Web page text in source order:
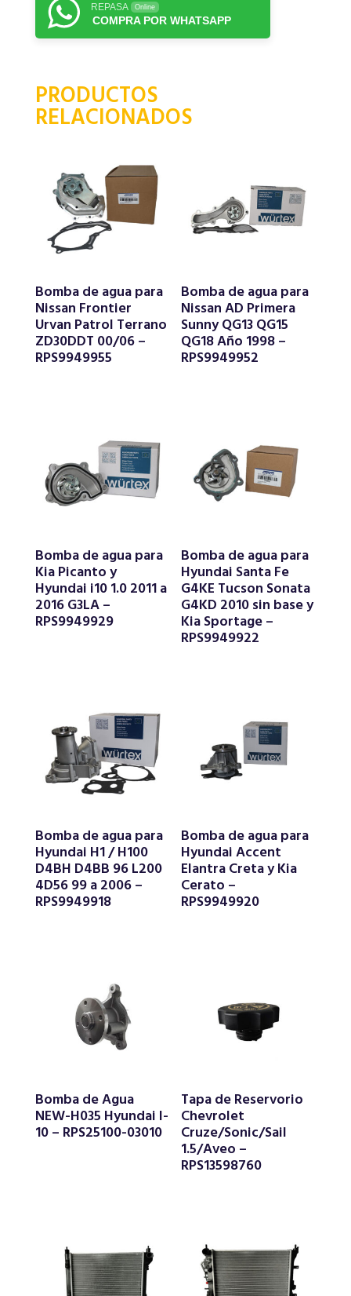
REPASA Online
COMPRA POR WHATSAPP
PRODUCTOS
RELACIONADOS
Bomba de agua para
Nissan Frontier
Urvan Patrol Terrano
ZD30DDT 00/06 –
RPS9949955
Bomba de agua para
Nissan AD Primera
Sunny QG13 QG15
QG18 Año 1998 –
RPS9949952
Bomba de agua para
Kia Picanto y
Hyundai i10 1.0 2011 a
2016 G3LA –
RPS9949929
Bomba de agua para
Hyundai Santa Fe
G4KE Tucson Sonata
G4KD 2010 sin base y
Kia Sportage –
RPS9949922
Bomba de agua para
Hyundai H1 / H100
D4BH D4BB 96 L200
4D56 99 a 2006 –
RPS9949918
Bomba de agua para
Hyundai Accent
Elantra Creta y Kia
Cerato –
RPS9949920
Bomba de Agua
NEW-H035 Hyundai I-
10 – RPS25100-03010
Tapa de Reservorio
Chevrolet
Cruze/Sonic/Sail
1.5/Aveo –
RPS13598760